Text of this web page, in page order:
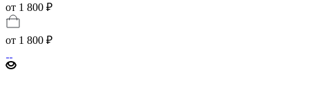
от 1 800 ₽
от 1 800 ₽